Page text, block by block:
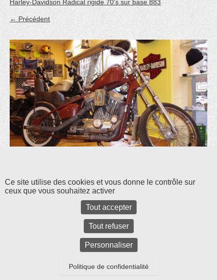
Harley-Davidson Radical rigide 70’s sur base 883
← Précédent
Les commentaires et les rétroliens sont fermés pour l'instant.
Ce site utilise des cookies et vous donne le contrôle sur
ceux que vous souhaitez activer
Tout accepter
Tout refuser
Personnaliser
Politique de confidentialité